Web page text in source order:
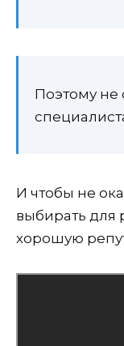
Поэтому не
И чтобы не
выбирать
хорошую